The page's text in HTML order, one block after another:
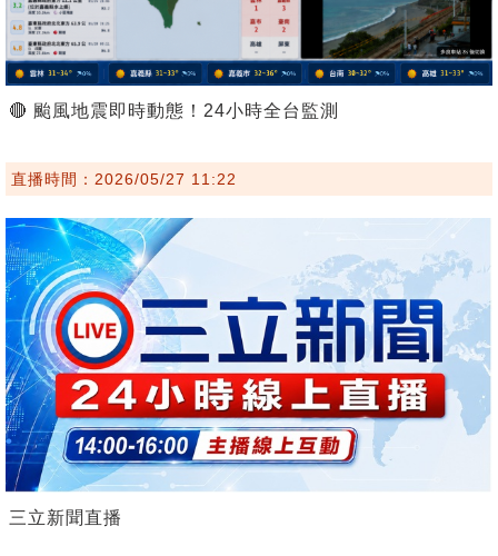
🔴 颱風地震即時動態！24小時全台監測
直播時間：2026/05/27 11:22
三立新聞直播